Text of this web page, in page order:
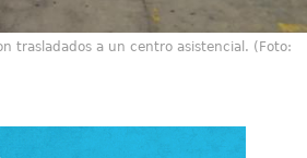
trasladados a un centro asistencial. (Foto: